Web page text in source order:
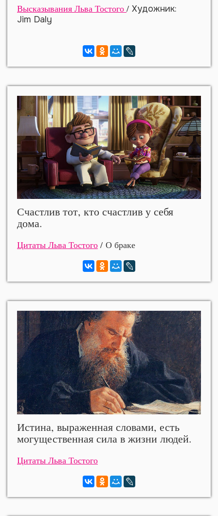
Высказывания Льва Тостого / Художник:
Jim Daly
Счастлив тот, кто счастлив у себя
дома.
Цитаты Льва Тостого / О браке
Истина, выраженная словами, есть
могущественная сила в жизни людей.
Цитаты Льва Тостого